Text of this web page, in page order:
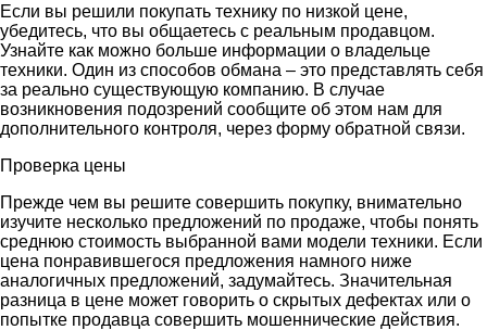
Если вы решили покупать технику по низкой цене,
убедитесь, что вы общаетесь с реальным продавцом.
Узнайте как можно больше информации о владельце
техники. Один из способов обмана – это представлять себя
за реально существующую компанию. В случае
возникновения подозрений сообщите об этом нам для
дополнительного контроля, через форму обратной связи.
Проверка цены
Прежде чем вы решите совершить покупку, внимательно
изучите несколько предложений по продаже, чтобы понять
среднюю стоимость выбранной вами модели техники. Если
цена понравившегося предложения намного ниже
аналогичных предложений, задумайтесь. Значительная
разница в цене может говорить о скрытых дефектах или о
попытке продавца совершить мошеннические действия.